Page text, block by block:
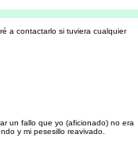
a contactarlo si tuviera cualquier
un fallo que yo (aficionado) no era
y mi pesesillo reavivado.